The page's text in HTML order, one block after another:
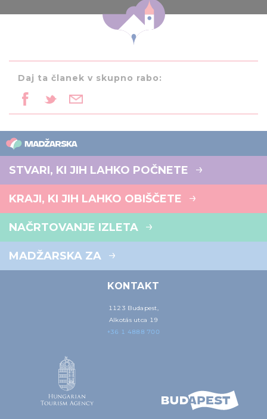
Daj ta članek v skupno rabo:
STVARI, KI JIH LAHKO POČNETE
KRAJI, KI JIH LAHKO OBIŠČETE
NAČRTOVANJE IZLETA
MADŽARSKA ZA
KONTAKT
1123 Budapest,
Alkotás utca 19
+36 1 4888 700